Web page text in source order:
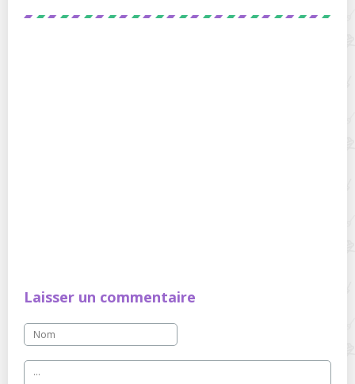
Laisser un commentaire